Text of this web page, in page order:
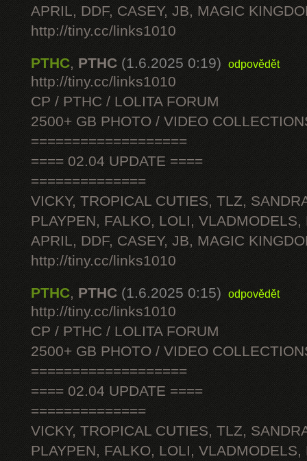
APRIL, DDF, CASEY, JB, MAGIC
http://tiny.cc/links1010
PTHC, PTHC (1.6.2025 0:19) odpovědět
http://tiny.cc/links1010
CP / PTHC / LOLITA FORUM
2500+ GB PHOTO / VIDEO
===================
==== 02.04 UPDATE ====
==============
VICKY, TROPICAL CUTIES, TLZ,
PLAYPEN, FALKO, LOLI, VLADMODELS,
APRIL, DDF, CASEY, JB, MAGIC
http://tiny.cc/links1010
PTHC, PTHC (1.6.2025 0:15) odpovědět
http://tiny.cc/links1010
CP / PTHC / LOLITA FORUM
2500+ GB PHOTO / VIDEO
===================
==== 02.04 UPDATE ====
==============
VICKY, TROPICAL CUTIES, TLZ,
PLAYPEN, FALKO, LOLI, VLADMODELS,